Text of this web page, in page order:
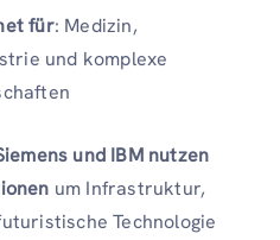
für: Medizin,
und komplexe
und IBM nutzen
um Infrastruktur,
Technologie